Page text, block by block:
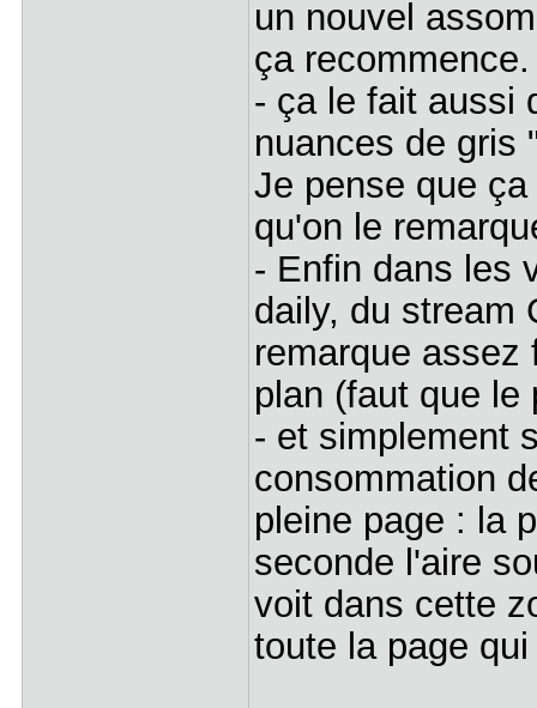
un nouvel
ça recommence.
- ça le fait aussi
nuances de gris
Je pense que
qu'on le
- Enfin dans les
daily, du stream
remarque assez
plan (faut que le
- et simplement
consommation
pleine page : la
seconde l'aire
voit dans cette
toute la page